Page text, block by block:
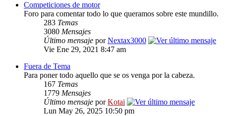
Competiciones de motor
Foro para comentar todo lo que queramos sobre este mundillo.
283 Temas
3080 Mensajes
Último mensaje porNextax3000
Vie Ene 29, 2021 8:47 am
Fuera de Tema
Para poner todo aquello que se os venga por la cabeza.
167 Temas
1779 Mensajes
Último mensaje porKotai
Lun May 26, 2025 10:50 pm